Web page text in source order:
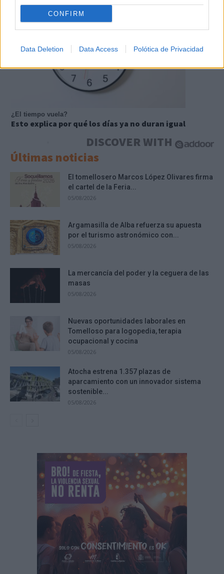
CONFIRM
Data Deletion Data Access Polótica de Privacidad
¿El tiempo vuela?
Esto explica por qué los días ya no duran igual
DISCOVER WITH
Últimas noticias
El tomellosero Marcos López Olivares firma
el cartel de la Feria...
05/08/2026
Argamasilla de Alba refuerza su apuesta
por el turismo astronómico con...
05/08/2026
La mercancía del poder y la ceguera de las
masas
05/08/2026
Nuevas oportunidades laborales en
Tomelloso para logopedia, terapia
ocupacional y cocina
05/08/2026
Atocha estrena 1.357 plazas de
aparcamiento con un innovador sistema
sostenible...
05/08/2026